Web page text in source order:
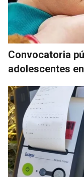
Convocatoria
adolescentes